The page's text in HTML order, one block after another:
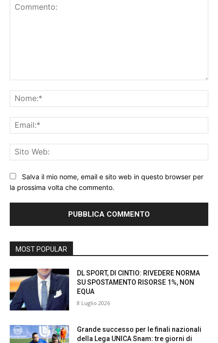
Salva il mio nome, email e sito web in questo browser per
la prossima volta che commento.
MOST POPULAR
DL SPORT, DI CINTIO: RIVEDERE NORMA
SU SPOSTAMENTO RISORSE 1%, NON
EQUA
8 Luglio 2026
Grande successo per le finali nazionali
della Lega UNICA Snam: tre giorni di